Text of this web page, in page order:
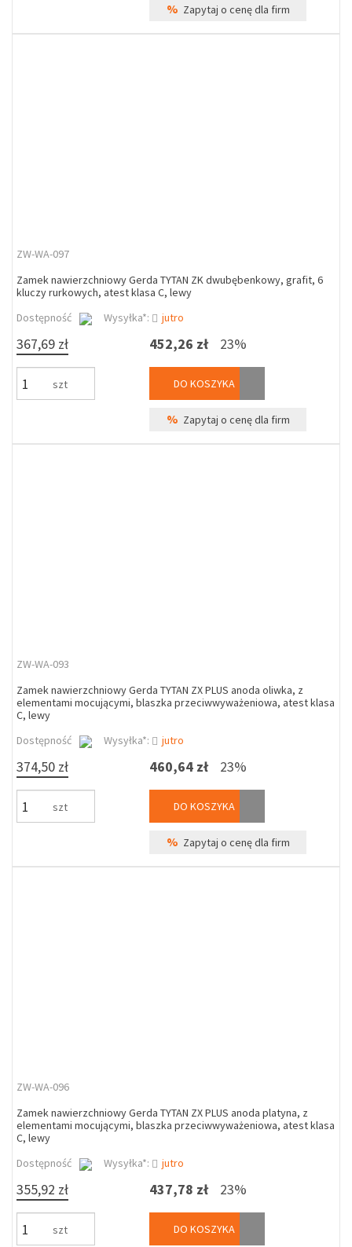
% Zapytaj o cenę dla firm
ZW-WA-097
Zamek nawierzchniowy Gerda TYTAN ZK dwubębenkowy, grafit, 6
kluczy rurkowych, atest klasa C, lewy
Dostępność
Wysyłka*: jutro
367,69 zł
szt
452,26 zł 23%
DO KOSZYKA
% Zapytaj o cenę dla firm
ZW-WA-093
Zamek nawierzchniowy Gerda TYTAN ZX PLUS anoda oliwka, z
elementami mocującymi, blaszka przeciwwyważeniowa, atest klasa
C, lewy
Dostępność
Wysyłka*: jutro
374,50 zł
szt
460,64 zł 23%
DO KOSZYKA
% Zapytaj o cenę dla firm
ZW-WA-096
Zamek nawierzchniowy Gerda TYTAN ZX PLUS anoda platyna, z
elementami mocującymi, blaszka przeciwwyważeniowa, atest klasa
C, lewy
Dostępność
Wysyłka*: jutro
355,92 zł
szt
437,78 zł 23%
DO KOSZYKA